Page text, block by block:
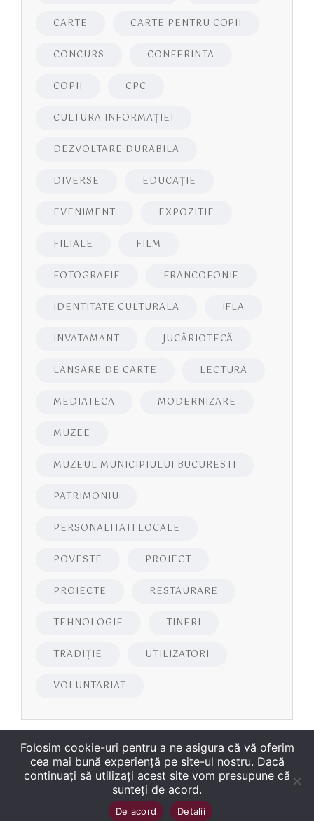
CARTE CARTE PENTRU COPII
CONCURS CONFERINTA
COPII CPC
CULTURA INFORMAŢIEI
DEZVOLTARE DURABILA
DIVERSE EDUCAŢIE
EVENIMENT EXPOZITIE
FILIALE FILM
FOTOGRAFIE FRANCOFONIE
IDENTITATE CULTURALA IFLA
INVATAMANT JUCĂRIOTECĂ
LANSARE DE CARTE LECTURA
MEDIATECA MODERNIZARE
MUZEE
MUZEUL MUNICIPIULUI BUCURESTI
PATRIMONIU
PERSONALITATI LOCALE
POVESTE PROIECT
PROIECTE RESTAURARE
TEHNOLOGIE TINERI
TRADIȚIE UTILIZATORI
VOLUNTARIAT
2026Biblioteca Județeană
Folosim cookie-uri pentru a ne asigura că vă oferim
cea mai bună experiență pe site-ul nostru. Dacă
continuați să utilizați acest site vom presupune că
sunteți de acord.
De acord Detalii